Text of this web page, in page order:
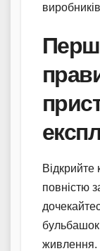
Відкрийте
повністю
живлення.